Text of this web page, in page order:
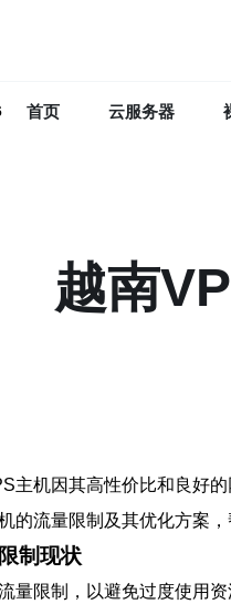
首页 云服务器
越南
主机因其高性价比和良好
的流量限制及其优化方案
制现状
量限制，以避免过度使用